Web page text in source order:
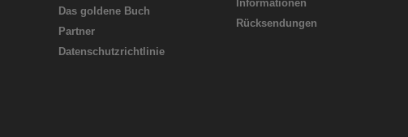
Das goldene Buch
Partner
Datenschutzrichtlinie
Informationen
Rücksendungen